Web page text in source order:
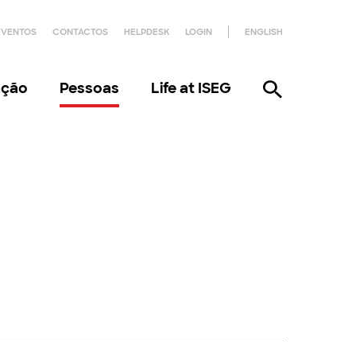
CONTACTOS HELPDESK LOGIN ENGLISH
Pessoas Life at ISEG